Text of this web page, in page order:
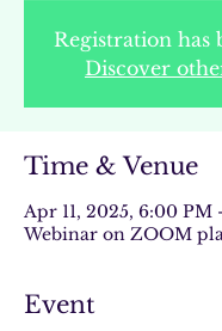
Registration has
Discover
Time & Venue
Apr 11, 2025, 6:00 PM
Webinar on ZOOM
Event